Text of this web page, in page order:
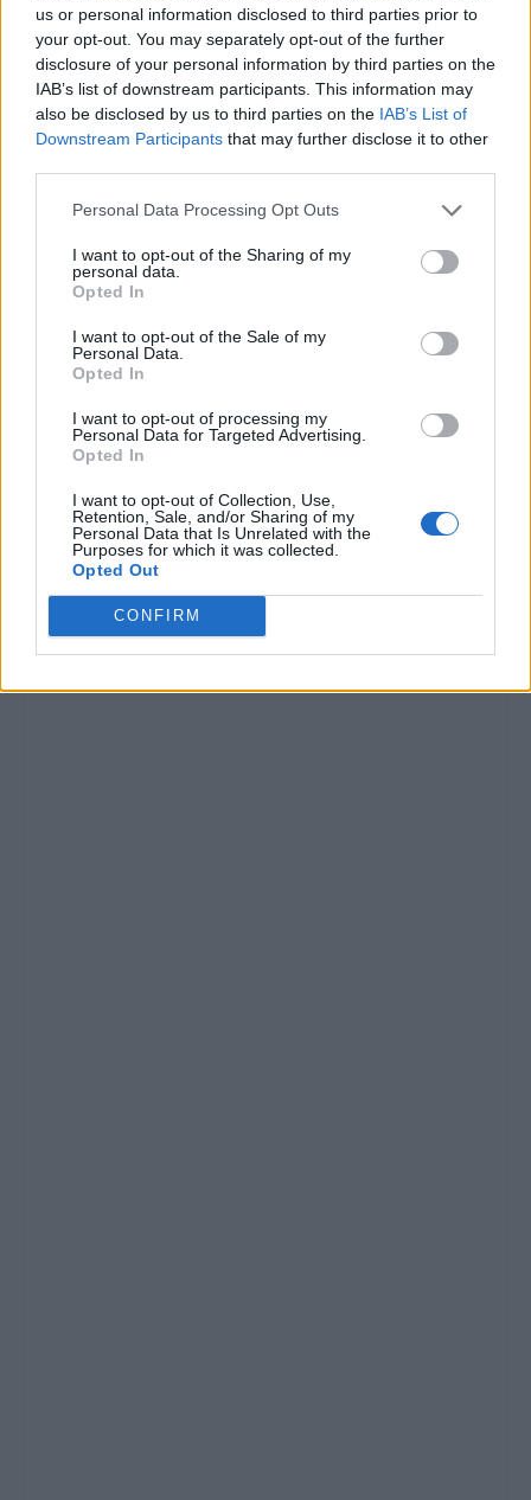
us or personal information disclosed to third parties prior to
your opt-out. You may separately opt-out of the further
disclosure of your personal information by third parties on the
IAB’s list of downstream participants. This information may
also be disclosed by us to third parties on the IAB’s List of
Downstream Participants that may further disclose it to other
Personal Data Processing Opt Outs
I want to opt-out of the Sharing of my
personal data.
Opted In
I want to opt-out of the Sale of my
Personal Data.
Opted In
I want to opt-out of processing my
Personal Data for Targeted Advertising.
Opted In
I want to opt-out of Collection, Use,
Retention, Sale, and/or Sharing of my
Personal Data that Is Unrelated with the
Purposes for which it was collected.
Opted Out
CONFIRM